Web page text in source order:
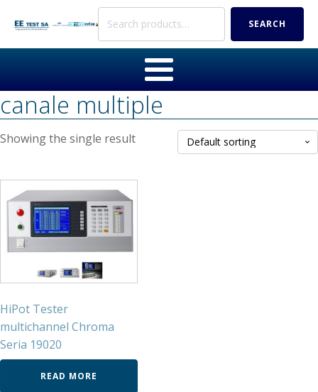
Search
SEARCH
canale multiple
Showing the single result
HiPot Tester
multichannel Chroma
Seria 19020
READ MORE